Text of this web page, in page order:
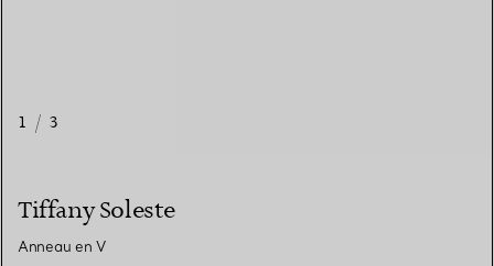
1 / 3
Tiffany Soleste
Anneau en V